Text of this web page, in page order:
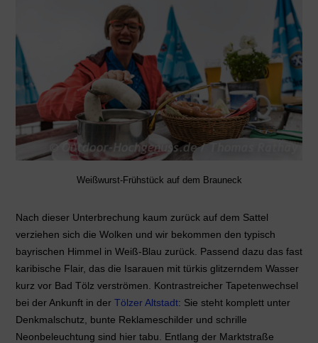
Weißwurst-Frühstück auf dem Brauneck
Nach dieser Unterbrechung kaum zurück auf dem Sattel
verziehen sich die Wolken und wir bekommen den typisch
bayrischen Himmel in Weiß-Blau zurück. Passend dazu das fast
karibische Flair, das die Isarauen mit türkis glitzerndem Wasser
kurz vor Bad Tölz verströmen. Kontrastreicher Tapetenwechsel
bei der Ankunft in der Tölzer Altstadt: Sie steht komplett unter
Denkmalschutz, bunte Reklameschilder und schrille
Neonbeleuchtung sind hier tabu. Entlang der Marktstraße